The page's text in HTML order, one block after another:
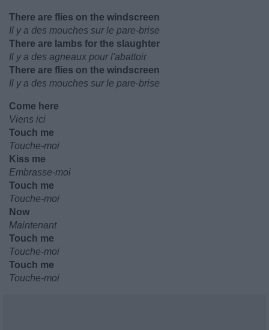
There are flies on the windscreen
Il y a des mouches sur le pare-brise
There are lambs for the slaughter
Il y a des agneaux pour l'abattoir
There are flies on the windscreen
Il y a des mouches sur le pare-brise
Come here
Viens ici
Touch me
Touche-moi
Kiss me
Embrasse-moi
Touch me
Touche-moi
Now
Maintenant
Touch me
Touche-moi
Touch me
Touche-moi